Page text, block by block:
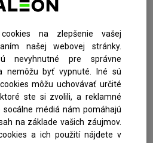
elektrickej zubnej kefky s
použitie parodontax, ktorá fyzicky
pozdĺž okraju ďasien,
medzi ďasnami a zubami. Pri
4-krát účinnejšia pri odstraňovaní
ďasien.*
POVLAKU
ZUBNÚ NIŤ
na zlepšenie vašej
našej webovej stránky.
nevyhnutné pre správne
nemôžu byť vypnuté. Iné sú
môžu uchovávať určité
ste si zvolili, a reklamné
socálne médiá nám pomáhajú
na základe vašich záujmov.
a ich použití nájdete v